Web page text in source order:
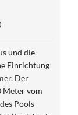
und die
Einrichtung
Der
Meter vom
Pools